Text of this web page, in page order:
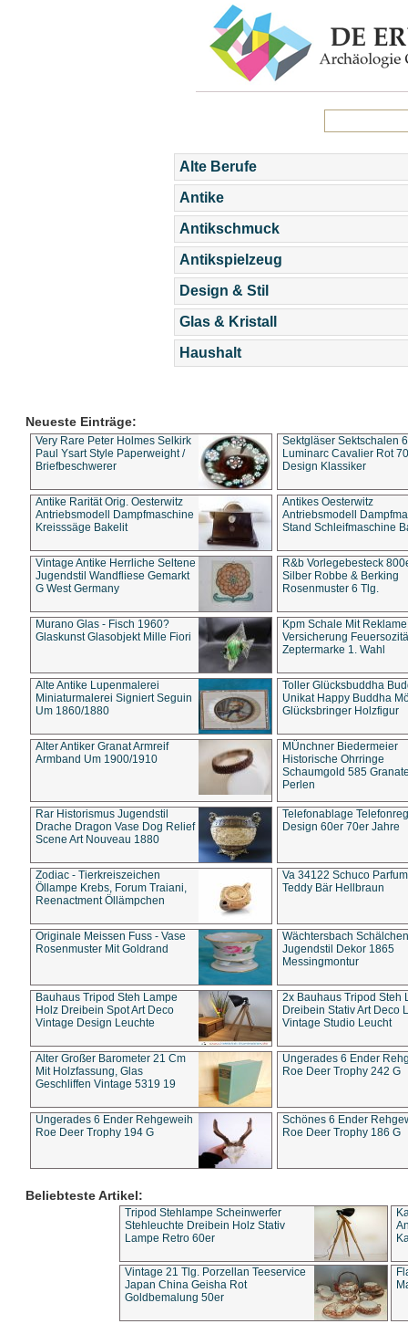
Alte Berufe
Antike
Antikschmuck
Antikspielzeug
Design & Stil
Glas & Kristall
Haushalt
Neueste Einträge:
Very Rare Peter Holmes Selkirk
Paul Ysart Style Paperweight /
Briefbeschwerer
Sektgläser Sektschalen
Luminarc Cavalier Rot
Design Klassiker
Antike Rarität Orig. Oesterwitz
Antriebsmodell Dampfmaschine
Kreisssäge Bakelit
Antikes Oesterwitz
Antriebsmodell
Stand Schleifmaschine
Vintage Antike Herrliche Seltene
Jugendstil Wandfliese Gemarkt
G West Germany
R&b Vorlegebesteck
Silber Robbe & Berking
Rosenmuster 6 Tlg.
Murano Glas - Fisch 1960?
Glaskunst Glasobjekt Mille Fiori
Kpm Schale Mit Reklame
Versicherung
Zeptermarke 1. Wahl
Alte Antike Lupenmalerei
Miniaturmalerei Signiert Seguin
Um 1860/1880
Toller Glücksbuddha
Unikat Happy Buddha
Glücksbringer Holzfigur
Alter Antiker Granat Armreif
Armband Um 1900/1910
MÜnchner Biedermeier
Historische Ohrringe
Schaumgold 585
Perlen
Rar Historismus Jugendstil
Drache Dragon Vase Dog Relief
Scene Art Nouveau 1880
Telefonablage
Design 60er 70er Jahre
Zodiac - Tierkreiszeichen
Öllampe Krebs, Forum Traiani,
Reenactment Öllämpchen
Va 34122 Schuco
Teddy Bär Hellbraun
Originale Meissen Fuss - Vase
Rosenmuster Mit Goldrand
Wächtersbach Schälchen
Jugendstil Dekor 1865
Messingmontur
Bauhaus Tripod Steh Lampe
Holz Dreibein Spot Art Deco
Vintage Design Leuchte
2x Bauhaus Tripod Steh
Dreibein Stativ Art Deco
Vintage Studio Leucht
Alter Großer Barometer 21 Cm
Mit Holzfassung, Glas
Geschliffen Vintage 5319 19
Ungerades 6 Ender
Roe Deer Trophy 242 G
Ungerades 6 Ender Rehgeweih
Roe Deer Trophy 194 G
Schönes 6 Ender
Roe Deer Trophy 186 G
Beliebteste Artikel:
Tripod Stehlampe Scheinwerfer
Stehleuchte Dreibein Holz Stativ
Lampe Retro 60er
Vintage 21 Tlg. Porzellan Teeservice
Japan China Geisha Rot
Goldbemalung 50er